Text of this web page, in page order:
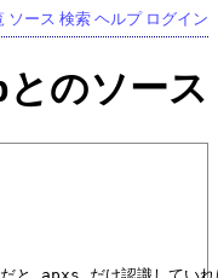
ソース 検索 ヘルプ ログイン
のソース